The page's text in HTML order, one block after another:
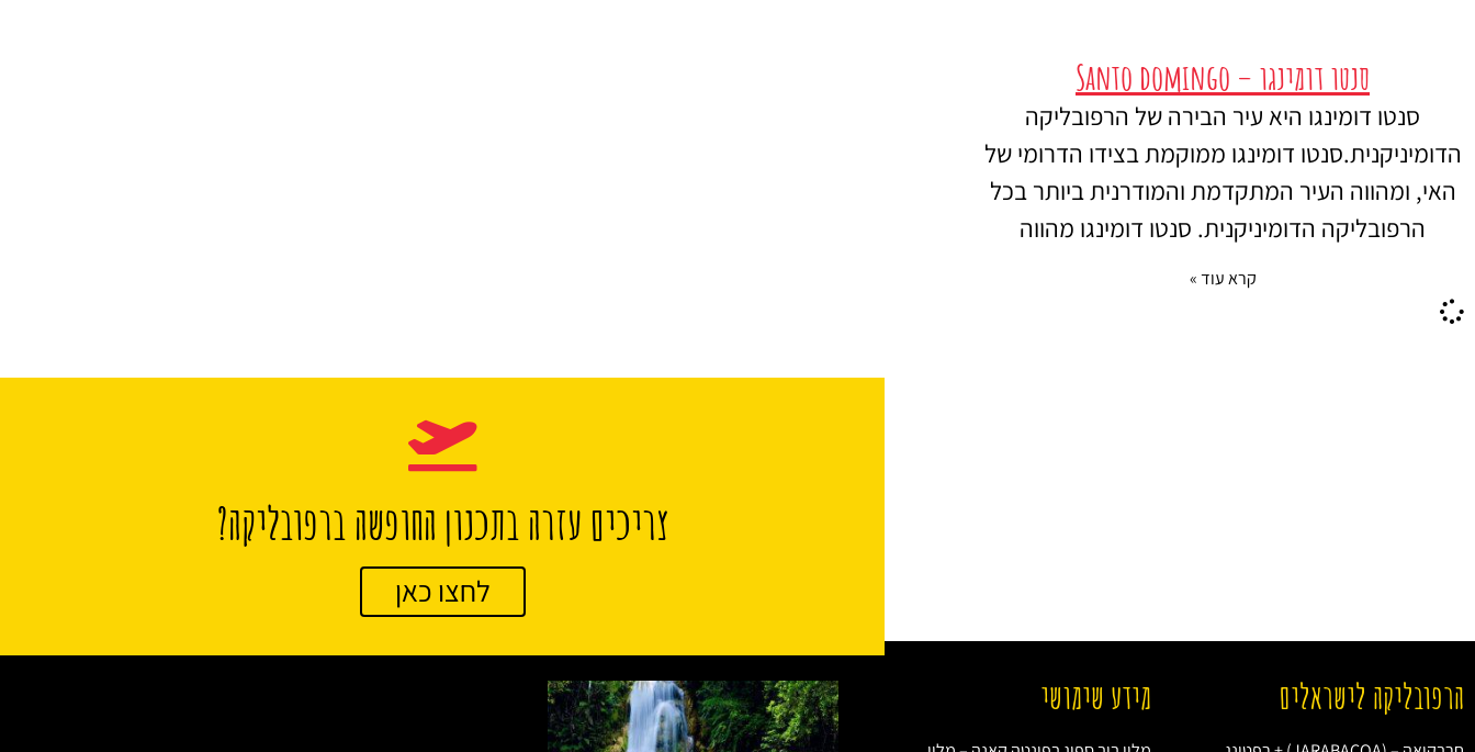
סנטו דומינגו – Santo domingo
סנטו דומינגו היא עיר הבירה של הרפובליקה
הדומיניקנית.סנטו דומינגו ממוקמת בצידו הדרומי של
האי, ומהווה העיר המתקדמת והמודרנית ביותר בכל
הרפובליקה הדומיניקנית. סנטו דומינגו מהווה
קרא עוד »
צריכים עזרה בתכנון החופשה ברפובליקה?
לחצו כאן
הרפובליקה לישראלים מידע שימושי